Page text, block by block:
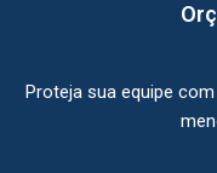
Proteja sua equipe